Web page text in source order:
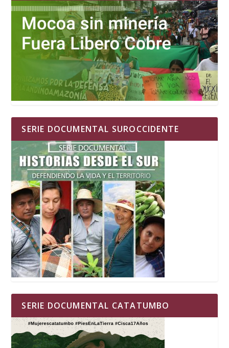
SERIE DOCUMENTAL SUROCCIDENTE
SERIE DOCUMENTAL CATATUMBO